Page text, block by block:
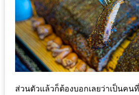
ร้าน
อาหาร
ใน
เชียงใหม่
นัก
ส่วนตัวแล้วก็ต้องบอกเลยว่าเป็นค